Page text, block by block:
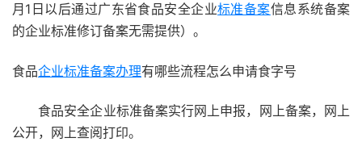
月1日以后通过广东省食品安全企业标准备案信息系统备案
的企业标准修订备案无需提供）。
食品企业标准备案办理有哪些流程怎么申请食字号
食品安全企业标准备案实行网上申报，网上备案，网上
公开，网上查阅打印。